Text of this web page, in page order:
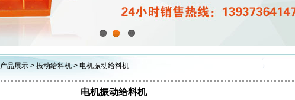
产品展示 > 振动给料机 > 电机振动给料机
电机振动给料机